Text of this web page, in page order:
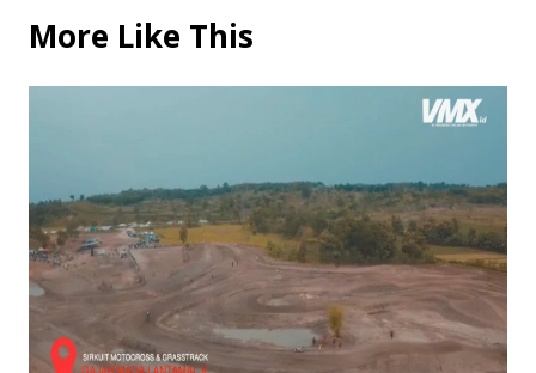
More Like This